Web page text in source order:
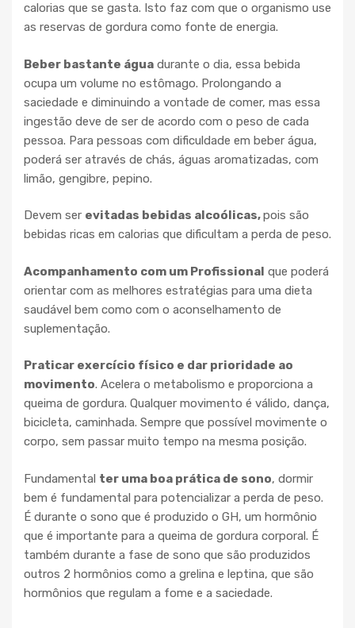
calorias que se gasta. Isto faz com que o organismo use
as reservas de gordura como fonte de energia.
Beber bastante água durante o dia, essa bebida
ocupa um volume no estômago. Prolongando a
saciedade e diminuindo a vontade de comer, mas essa
ingestão deve de ser de acordo com o peso de cada
pessoa. Para pessoas com dificuldade em beber água,
poderá ser através de chás, águas aromatizadas, com
limão, gengibre, pepino.
Devem ser evitadas bebidas alcoólicas,pois são
bebidas ricas em calorias que dificultam a perda de peso.
Acompanhamento com um Profissional que poderá
orientar com as melhores estratégias para uma dieta
saudável bem como com o aconselhamento de
suplementação.
Praticar exercício físico e dar prioridade ao
movimento. Acelera o metabolismo e proporciona a
queima de gordura. Qualquer movimento é válido, dança,
bicicleta, caminhada. Sempre que possível movimente o
corpo, sem passar muito tempo na mesma posição.
Fundamental ter uma boa prática de sono, dormir
bem é fundamental para potencializar a perda de peso.
É durante o sono que é produzido o GH, um hormônio
que é importante para a queima de gordura corporal. É
também durante a fase de sono que são produzidos
outros 2 hormônios como a grelina e leptina, que são
hormônios que regulam a fome e a saciedade.